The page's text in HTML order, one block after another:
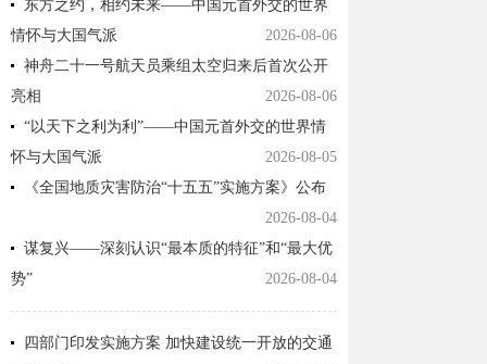
东方之约，相约未来——中国元首外交的世界
情怀与大国气派
2026-08-06
神舟二十一号航天员乘组太空归来后首次公开
亮相
2026-08-06
“以天下之利为利”——中国元首外交的世界情
怀与大国气派
2026-08-05
《全国地质灾害防治“十五五”实施方案》公布
2026-08-04
谋复兴——深刻认识“最本质的特征”和“最大优
势”
2026-08-04
四部门印发实施方案 加快建设统一开放的交通